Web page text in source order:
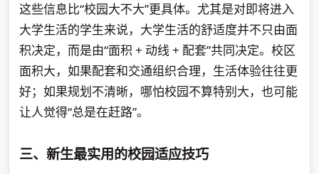
这些信息比“校园大不大”更具体。尤其是对即将进入
大学生活的学生来说，大学生活的舒适度并不只由面
积决定，而是由“面积 + 动线 + 配套”共同决定。校区
面积大，如果配套和交通组织合理，生活体验往往更
好；如果规划不清晰，哪怕校园不算特别大，也可能
让人觉得“总是在赶路”。
三、新生最实用的校园适应技巧